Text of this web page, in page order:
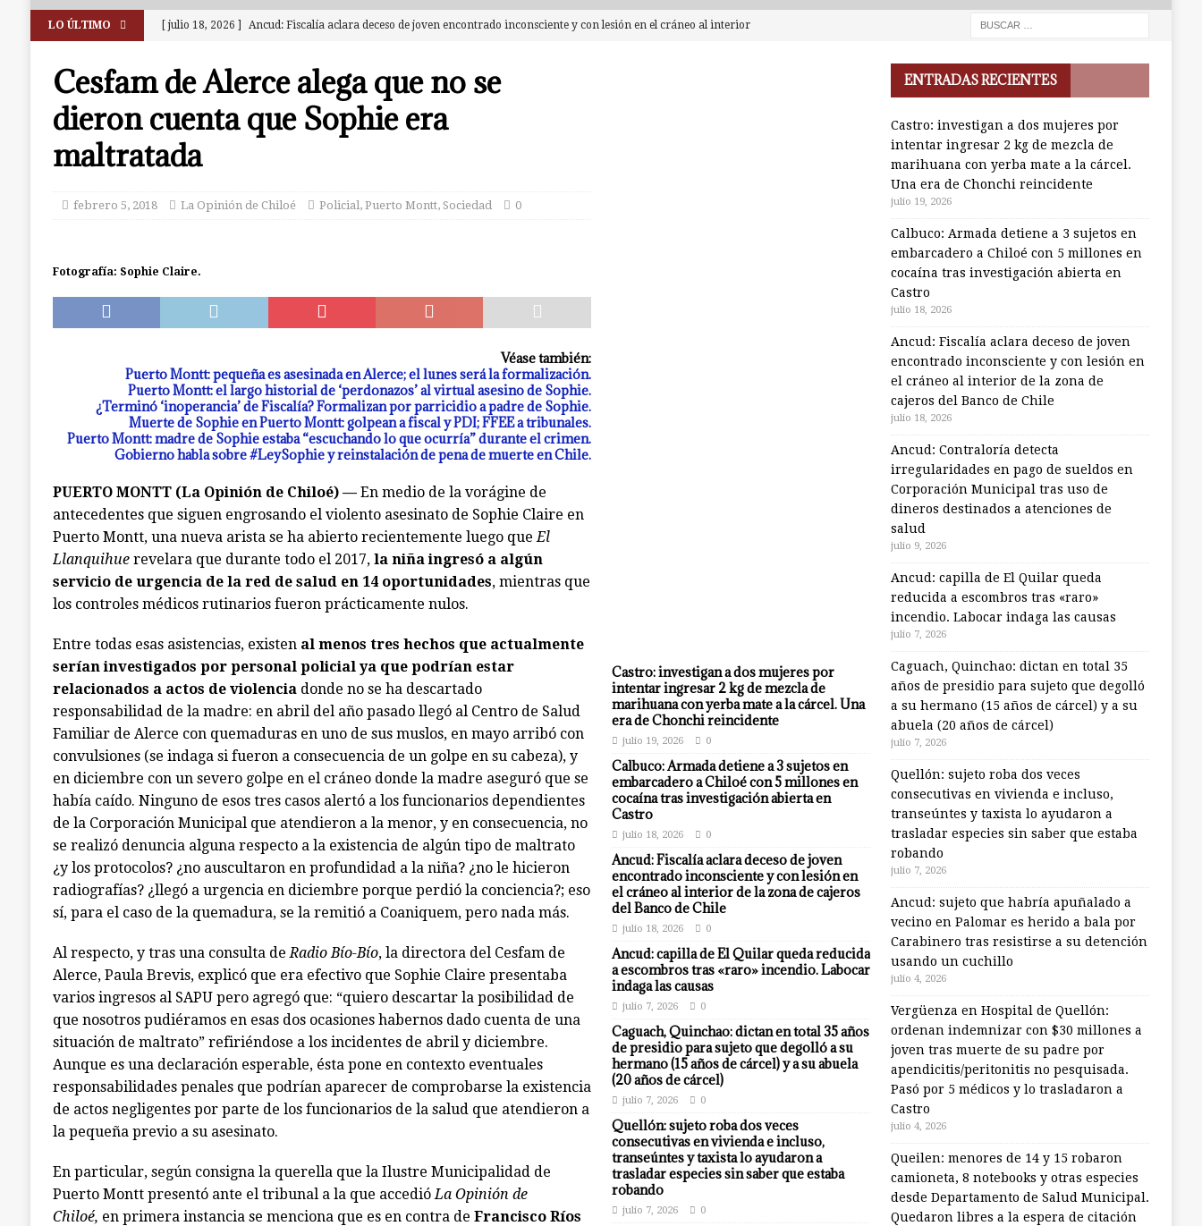
LO ÚLTIMO [ julio 18, 2026 ] Ancud: Fiscalía aclara deceso de joven encontrado inconsciente y con lesión en el cráneo al interior
[ julio 9, 2026 ] Ancud: Contraloría detecta irregularidades en pago de sueldos en Corporación Municipal tras uso de
dineros destinados a atenciones de salud ANCUD
[ julio 7, 2026 ]
[ julio 19, 2026 ] Castro: investigan a dos mujeres por intentar ingresar 2 kg de mezcla de marihuana con yerba mate
[ julio 18, 2026 ]
investigación abierta en Castro CALBUCO
Cesfam de Alerce alega que no se
dieron cuenta que Sophie era
maltratada
febrero 5, 2018 La Opinión de Chiloé Policial, Puerto Montt, Sociedad 0
Fotografía: Sophie Claire.
Véase también:
Puerto Montt: pequeña es asesinada en Alerce; el lunes será la formalización.
Puerto Montt: el largo historial de ‘perdonazos’ al virtual asesino de Sophie.
¿Terminó ‘inoperancia’ de Fiscalía? Formalizan por parricidio a padre de Sophie.
Muerte de Sophie en Puerto Montt: golpean a fiscal y PDI; FFEE a tribunales.
Puerto Montt: madre de Sophie estaba “escuchando lo que ocurría” durante el crimen.
Gobierno habla sobre #LeySophie y reinstalación de pena de muerte en Chile.
PUERTO MONTT (La Opinión de Chiloé) —En medio de la vorágine de
antecedentes que siguen engrosando el violento asesinato de Sophie Claire en
Puerto Montt, una nueva arista se ha abierto recientemente luego queEl
Llanquihuerevelara que durante todo el 2017, la niña ingresó a algún
servicio de urgencia de la red de salud en 14 oportunidades, mientras que
los controles médicos rutinarios fueron prácticamente nulos.
Entre todas esas asistencias, existen al menos tres hechos que actualmente
serían investigados por personal policial ya que podrían estar
relacionados a actos de violenciadonde no se ha descartado
responsabilidad de la madre: en abril del año pasado llegó al Centro de Salud
Familiar de Alerce con quemaduras en uno de sus muslos, en mayo arribó con
convulsiones (se indaga si fueron a consecuencia de un golpe en su cabeza), y
en diciembre con un severo golpe en el cráneo donde la madre aseguró que se
había caído. Ninguno de esos tres casos alertó a los funcionarios dependientes
de la Corporación Municipal que atendieron a la menor, y en consecuencia, no
se realizó denuncia alguna respecto a la existencia de algún tipo de maltrato
¿y los protocolos? ¿no auscultaron en profundidad a la niña? ¿no le hicieron
radiografías? ¿llegó a urgencia en diciembre porque perdió la conciencia?; eso
sí, para el caso de la quemadura, se la remitió a Coaniquem, pero nada más.
Al respecto, y tras una consulta deRadio Bío-Bío, la directora del Cesfam de
Alerce, Paula Brevis, explicó que era efectivo que Sophie Claire presentaba
varios ingresos al SAPU pero agregó que: “quiero descartar la posibilidad de
que nosotros pudiéramos en esas dos ocasiones habernos dado cuenta de una
situación de maltrato” refiriéndose a los incidentes de abril y diciembre.
Aunque es una declaración esperable, ésta pone en contexto eventuales
responsabilidades penales que podrían aparecer de comprobarse la existencia
de actos negligentes por parte de los funcionarios de la salud que atendieron a
la pequeña previo a su asesinato.
En particular, según consigna la querella que la Ilustre Municipalidad de
Puerto Montt presentó ante el tribunal a la que accedióLa Opinión de
Chiloé, en primera instancia se menciona que es en contra de Francisco Ríos
Castro: investigan a dos mujeres por
intentar ingresar 2 kg de mezcla de
marihuana con yerba mate a la cárcel. Una
era de Chonchi reincidente
julio 19, 2026 0
Calbuco: Armada detiene a 3 sujetos en
embarcadero a Chiloé con 5 millones en
cocaína tras investigación abierta en
Castro
julio 18, 2026 0
Ancud: Fiscalía aclara deceso de joven
encontrado inconsciente y con lesión en
el cráneo al interior de la zona de cajeros
del Banco de Chile
julio 18, 2026 0
Ancud: capilla de El Quilar queda reducida
a escombros tras «raro» incendio. Labocar
indaga las causas
julio 7, 2026 0
Caguach, Quinchao: dictan en total 35 años
de presidio para sujeto que degolló a su
hermano (15 años de cárcel) y a su abuela
(20 años de cárcel)
julio 7, 2026 0
Quellón: sujeto roba dos veces
consecutivas en vivienda e incluso,
transeúntes y taxista lo ayudaron a
trasladar especies sin saber que estaba
robando
julio 7, 2026 0
ENTRADAS RECIENTES
Castro: investigan a dos mujeres por
intentar ingresar 2 kg de mezcla de
marihuana con yerba mate a la cárcel.
Una era de Chonchi reincidente
julio 19, 2026
Calbuco: Armada detiene a 3 sujetos en
embarcadero a Chiloé con 5 millones en
cocaína tras investigación abierta en
Castro
julio 18, 2026
Ancud: Fiscalía aclara deceso de joven
encontrado inconsciente y con lesión en
el cráneo al interior de la zona de
cajeros del Banco de Chile
julio 18, 2026
Ancud: Contraloría detecta
irregularidades en pago de sueldos en
Corporación Municipal tras uso de
dineros destinados a atenciones de
salud
julio 9, 2026
Ancud: capilla de El Quilar queda
reducida a escombros tras «raro»
incendio. Labocar indaga las causas
julio 7, 2026
Caguach, Quinchao: dictan en total 35
años de presidio para sujeto que degolló
a su hermano (15 años de cárcel) y a su
abuela (20 años de cárcel)
julio 7, 2026
Quellón: sujeto roba dos veces
consecutivas en vivienda e incluso,
transeúntes y taxista lo ayudaron a
trasladar especies sin saber que estaba
robando
julio 7, 2026
Ancud: sujeto que habría apuñalado a
vecino en Palomar es herido a bala por
Carabinero tras resistirse a su detención
usando un cuchillo
julio 4, 2026
Vergüenza en Hospital de Quellón:
ordenan indemnizar con $30 millones a
joven tras muerte de su padre por
apendicitis/peritonitis no pesquisada.
Pasó por 5 médicos y lo trasladaron a
Castro
julio 4, 2026
Queilen: menores de 14 y 15 robaron
camioneta, 8 notebooks y otras especies
desde Departamento de Salud Municipal.
Quedaron libres a la espera de citación